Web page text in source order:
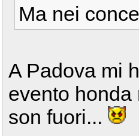
Ma nei
A Padova mi
evento honda
son fuori...